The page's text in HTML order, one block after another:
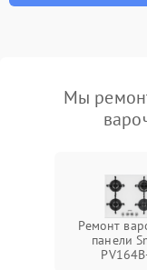
Мы
Ремонт
панели